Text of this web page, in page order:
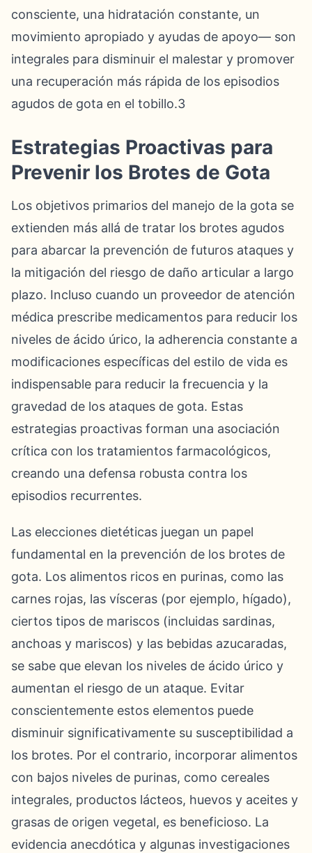
consciente, una hidratación constante, un
movimiento apropiado y ayudas de apoyo— son
integrales para disminuir el malestar y promover
una recuperación más rápida de los episodios
agudos de gota en el tobillo.3
Estrategias Proactivas para
Prevenir los Brotes de Gota
Los objetivos primarios del manejo de la gota se
extienden más allá de tratar los brotes agudos
para abarcar la prevención de futuros ataques y
la mitigación del riesgo de daño articular a largo
plazo. Incluso cuando un proveedor de atención
médica prescribe medicamentos para reducir los
niveles de ácido úrico, la adherencia constante a
modificaciones específicas del estilo de vida es
indispensable para reducir la frecuencia y la
gravedad de los ataques de gota. Estas
estrategias proactivas forman una asociación
crítica con los tratamientos farmacológicos,
creando una defensa robusta contra los
episodios recurrentes.
Las elecciones dietéticas juegan un papel
fundamental en la prevención de los brotes de
gota. Los alimentos ricos en purinas, como las
carnes rojas, las vísceras (por ejemplo, hígado),
ciertos tipos de mariscos (incluidas sardinas,
anchoas y mariscos) y las bebidas azucaradas,
se sabe que elevan los niveles de ácido úrico y
aumentan el riesgo de un ataque. Evitar
conscientemente estos elementos puede
disminuir significativamente su susceptibilidad a
los brotes. Por el contrario, incorporar alimentos
con bajos niveles de purinas, como cereales
integrales, productos lácteos, huevos y aceites y
grasas de origen vegetal, es beneficioso. La
evidencia anecdótica y algunas investigaciones